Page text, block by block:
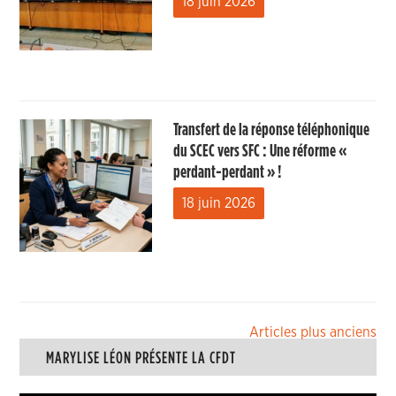
Transfert de la réponse téléphonique
du SCEC vers SFC : Une réforme «
perdant-perdant » !
18 juin 2026
Navigation
des
Articles plus anciens
MARYLISE LÉON PRÉSENTE LA CFDT